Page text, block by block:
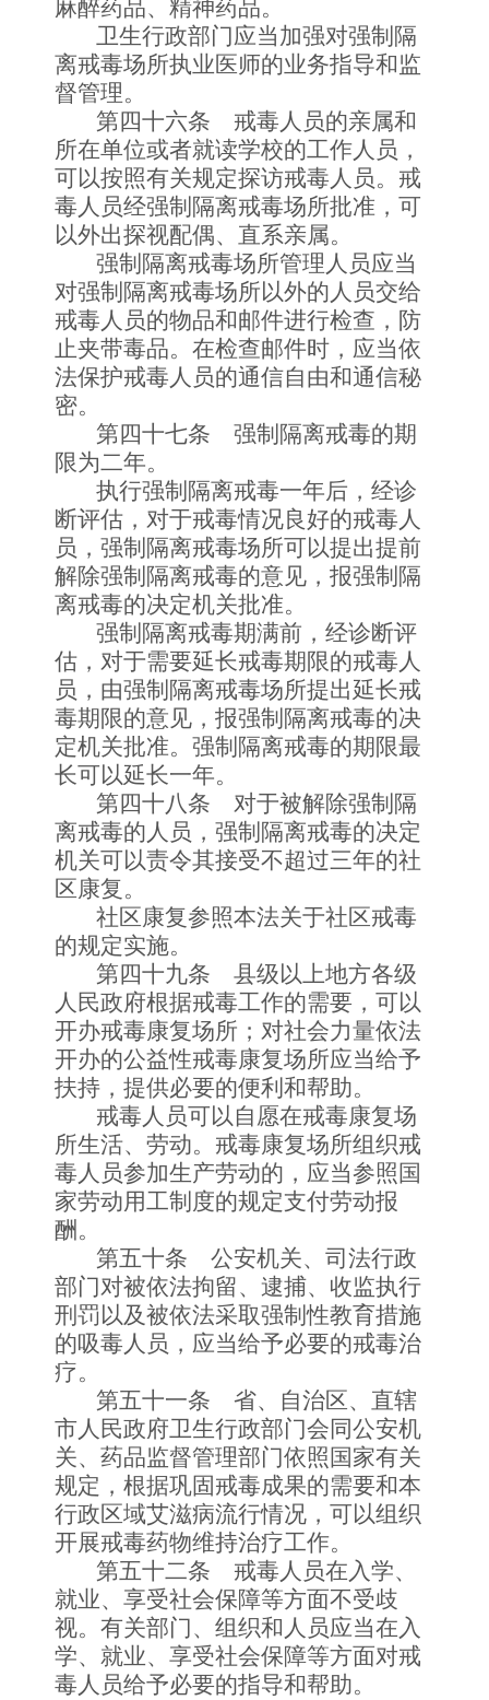
麻醉药品、精神药品。
卫生行政部门应当加强对强制隔
离戒毒场所执业医师的业务指导和监
督管理。
第四十六条 戒毒人员的亲属和
所在单位或者就读学校的工作人员，
可以按照有关规定探访戒毒人员。戒
毒人员经强制隔离戒毒场所批准，可
以外出探视配偶、直系亲属。
强制隔离戒毒场所管理人员应当
对强制隔离戒毒场所以外的人员交给
戒毒人员的物品和邮件进行检查，防
止夹带毒品。在检查邮件时，应当依
法保护戒毒人员的通信自由和通信秘
密。
第四十七条 强制隔离戒毒的期
限为二年。
执行强制隔离戒毒一年后，经诊
断评估，对于戒毒情况良好的戒毒人
员，强制隔离戒毒场所可以提出提前
解除强制隔离戒毒的意见，报强制隔
离戒毒的决定机关批准。
强制隔离戒毒期满前，经诊断评
估，对于需要延长戒毒期限的戒毒人
员，由强制隔离戒毒场所提出延长戒
毒期限的意见，报强制隔离戒毒的决
定机关批准。强制隔离戒毒的期限最
长可以延长一年。
第四十八条 对于被解除强制隔
离戒毒的人员，强制隔离戒毒的决定
机关可以责令其接受不超过三年的社
区康复。
社区康复参照本法关于社区戒毒
的规定实施。
第四十九条 县级以上地方各级
人民政府根据戒毒工作的需要，可以
开办戒毒康复场所；对社会力量依法
开办的公益性戒毒康复场所应当给予
扶持，提供必要的便利和帮助。
戒毒人员可以自愿在戒毒康复场
所生活、劳动。戒毒康复场所组织戒
毒人员参加生产劳动的，应当参照国
家劳动用工制度的规定支付劳动报
酬。
第五十条 公安机关、司法行政
部门对被依法拘留、逮捕、收监执行
刑罚以及被依法采取强制性教育措施
的吸毒人员，应当给予必要的戒毒治
疗。
第五十一条 省、自治区、直辖
市人民政府卫生行政部门会同公安机
关、药品监督管理部门依照国家有关
规定，根据巩固戒毒成果的需要和本
行政区域艾滋病流行情况，可以组织
开展戒毒药物维持治疗工作。
第五十二条 戒毒人员在入学、
就业、享受社会保障等方面不受歧
视。有关部门、组织和人员应当在入
学、就业、享受社会保障等方面对戒
毒人员给予必要的指导和帮助。